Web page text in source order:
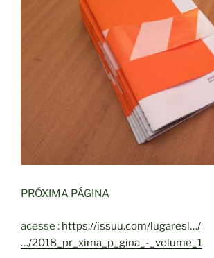
PRÓXIMA PÁGINA
acesse : https://issuu.com/lugaresl…/
…/2018_pr_xima_p_gina_-_volume_1